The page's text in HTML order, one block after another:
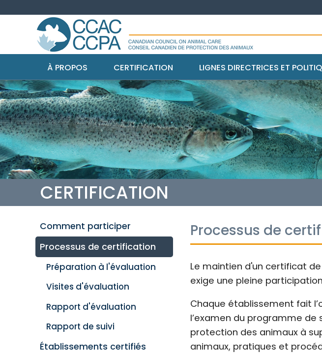
À PROPOS CERTIFICATION LIGNES DIRECTRICES ET
CERTIFICATION
Comment participer
Processus de certification
Préparation à l'évaluation
Visites d'évaluation
Rapport d'évaluation
Rapport de suivi
Établissements certifiés
Processus de
Le maintien d'un certificat
exige une pleine
Chaque établissement fait
l’examen du programme de
protection des animaux à
animaux, pratiques et